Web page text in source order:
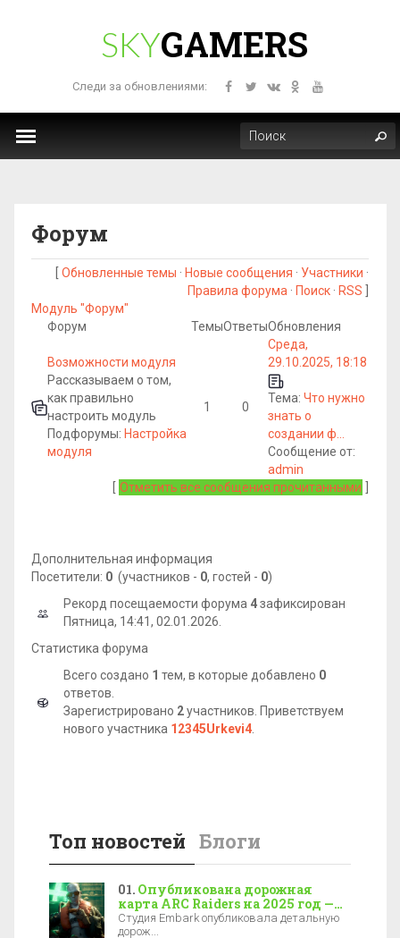
SKYGAMERS
Следи за обновлениями:
Форум
Обновленные темы · Новые сообщения · Участники ·
Правила форума · Поиск · RSS
Модуль "Форум"
Форум
ТемыОтветыОбновления
Возможности модуля
Рассказываем о том,
как правильно
настроить модуль
Подфорумы: Настройка
модуля
1 0
Среда,
29.10.2025, 18:18
Тема: Что нужно
знать о
создании ф...
Сообщение от:
admin
Отметить все сообщения прочитанными
Дополнительная информация
Посетители: 0 (участников - 0, гостей - 0)
Рекорд посещаемости форума 4зафиксирован
Пятница, 14:41, 02.01.2026.
Статистика форума
Всего создано 1 тем, в которые добавлено 0
ответов.
Зарегистрировано 2участников. Приветствуем
нового участника 12345Urkevi4
Топ новостей Блоги
Опубликована дорожная
карта ARC Raiders на 2025 год —
новая локация, боссы и зимние
события
Студия Embark опубликовала детальную
дорож...